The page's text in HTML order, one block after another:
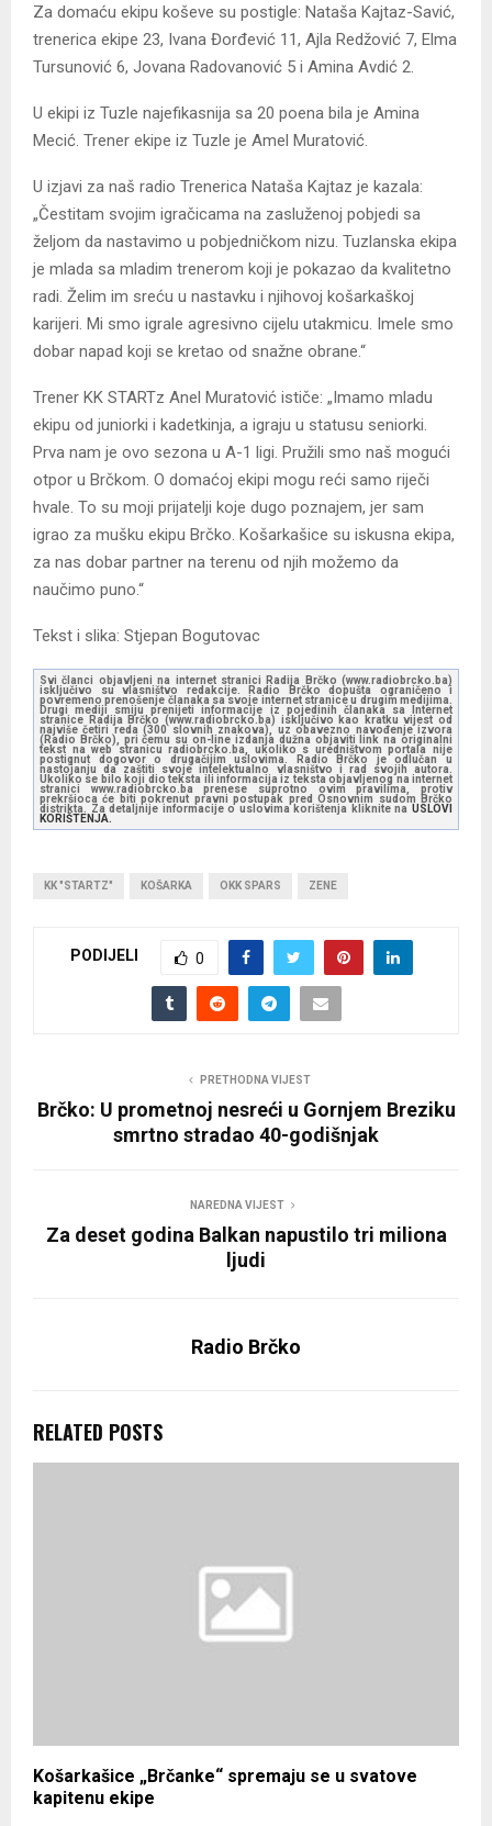
Za domaću ekipu koševe su postigle: Nataša Kajtaz-Savić,
trenerica ekipe 23, Ivana Đorđević 11, Ajla Redžović 7, Elma
Tursunović 6, Jovana Radovanović 5 i Amina Avdić 2.
U ekipi iz Tuzle najefikasnija sa 20 poena bila je Amina
Mecić. Trener ekipe iz Tuzle je Amel Muratović.
U izjavi za naš radio Trenerica Nataša Kajtaz je kazala:
„Čestitam svojim igračicama na zasluženoj pobjedi sa
željom da nastavimo u pobjedničkom nizu. Tuzlanska ekipa
je mlada sa mladim trenerom koji je pokazao da kvalitetno
radi. Želim im sreću u nastavku i njihovoj košarkaškoj
karijeri. Mi smo igrale agresivno cijelu utakmicu. Imele smo
dobar napad koji se kretao od snažne obrane.“
Trener KK STARTz Anel Muratović ističe: „Imamo mladu
ekipu od juniorki i kadetkinja, a igraju u statusu seniorki.
Prva nam je ovo sezona u A-1 ligi. Pružili smo naš mogući
otpor u Brčkom. O domaćoj ekipi mogu reći samo riječi
hvale. To su moji prijatelji koje dugo poznajem, jer sam
igrao za mušku ekipu Brčko. Košarkašice su iskusna ekipa,
za nas dobar partner na terenu od njih možemo da
naučimo puno.“
Tekst i slika: Stjepan Bogutovac
Svi članci objavljeni na internet stranici Radija Brčko (www.radiobrcko.ba)
isključivo su vlasništvo redakcije. Radio Brčko dopušta ograničeno i
povremeno prenošenje članaka sa svoje internet stranice u drugim medijima.
Drugi mediji smiju prenijeti informacije iz pojedinih članaka sa Internet
stranice Radija Brčko (www.radiobrcko.ba) isključivo kao kratku vijest od
najviše četiri reda (300 slovnih znakova), uz obavezno navođenje izvora
(Radio Brčko), pri čemu su on-line izdanja dužna objaviti link na originalni
tekst na web stranicu radiobrcko.ba, ukoliko s uredništvom portala nije
postignut dogovor o drugačijim uslovima. Radio Brčko je odlučan u
nastojanju da zaštiti svoje intelektualno vlasništvo i rad svojih autora.
Ukoliko se bilo koji dio teksta ili informacija iz teksta objavljenog na internet
stranici www.radiobrcko.ba prenese suprotno ovim pravilima, protiv
prekršioca će biti pokrenut pravni postupak pred Osnovnim sudom Brčko
distrikta. Za detaljnije informacije o uslovima korištenja kliknite na USLOVI
KORIŠTENJA.
KK "STARTZ" KOŠARKA OKK SPARS ZENE
PODIJELI 0
PRETHODNA VIJEST
Brčko: U prometnoj nesreći u Gornjem Breziku
smrtno stradao 40-godišnjak
NAREDNA VIJEST
Za deset godina Balkan napustilo tri miliona
ljudi
Radio Brčko
RELATED POSTS
Košarkašice „Brčanke“ spremaju se u svatove
kapitenu ekipe